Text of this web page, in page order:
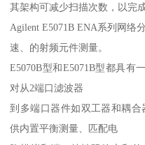
其架构可减少扫描次数，以完
Agilent E5071B ENA系列网络
速、的射频元件测量。
E5070B型和E5071B型都具有
对从2端口滤波器
到多端口器件如双工器和耦
供内置平衡测量、匹配电